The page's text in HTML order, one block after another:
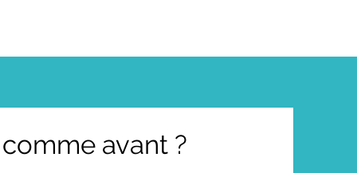
qui vous êtes, ce que vous
cliquez ici pour
avant ?